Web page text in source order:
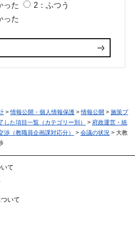
った
2：ふつう
った
>情報公開・個人情報保護 >情報公開 > 施策プ
した項目一覧（カテゴリー別） > 府政運営・統
（教職員企画課対応分） > 会議の状況 > 大教
て
いて